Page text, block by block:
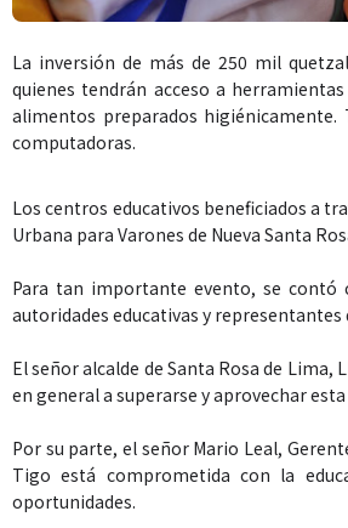
La inversión de más de 250 mil
quienes tendrán acceso a
alimentos preparados
computadoras.
Los centros educativos beneficiados a
Urbana para Varones de Nueva Santa
Para tan importante evento, se contó
autoridades educativas y representantes
El señor alcalde de Santa Rosa de
en general a superarse y aprovechar
Por su parte, el señor Mario Leal,
Tigo está comprometida con la
oportunidades.